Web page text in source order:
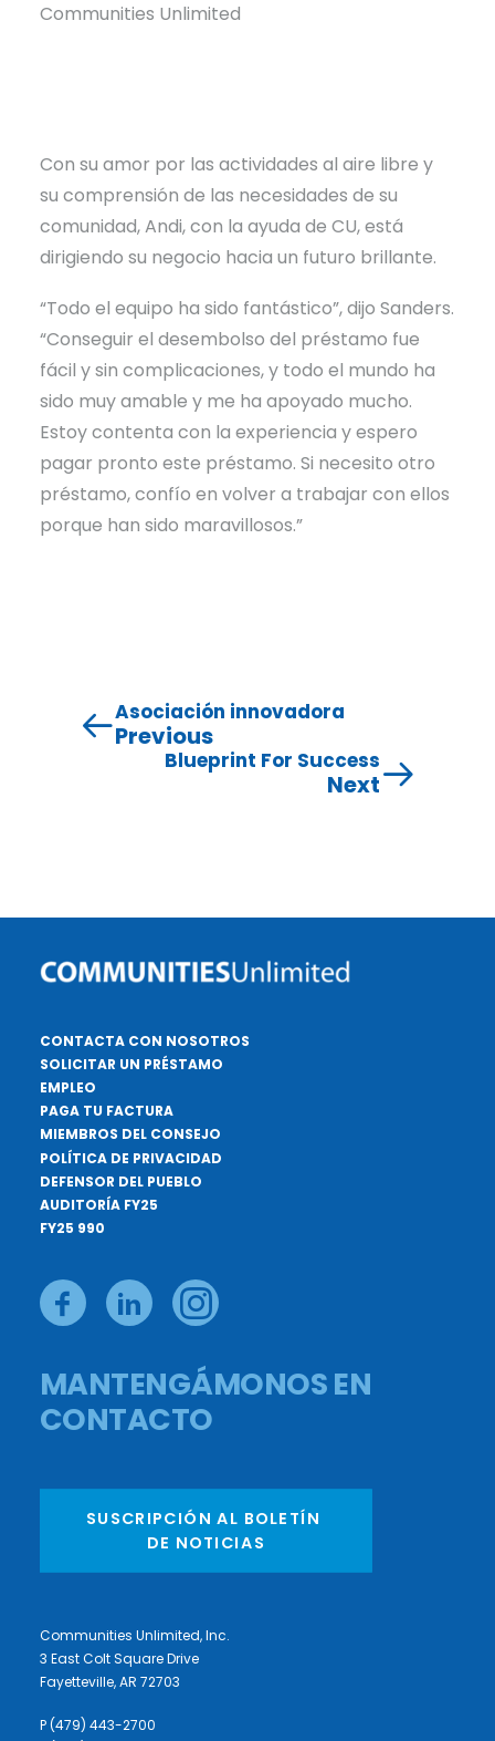
Communities Unlimited
Con su amor por las actividades al aire libre y
su comprensión de las necesidades de su
comunidad, Andi, con la ayuda de CU, está
dirigiendo su negocio hacia un futuro brillante.
“Todo el equipo ha sido fantástico”, dijo Sanders.
“Conseguir el desembolso del préstamo fue
fácil y sin complicaciones, y todo el mundo ha
sido muy amable y me ha apoyado mucho.
Estoy contenta con la experiencia y espero
pagar pronto este préstamo. Si necesito otro
préstamo, confío en volver a trabajar con ellos
porque han sido maravillosos.”
Asociación innovadora
Previous
Blueprint For Success
Next
CONTACTA CON NOSOTROS
SOLICITAR UN PRÉSTAMO
EMPLEO
PAGA TU FACTURA
MIEMBROS DEL CONSEJO
POLÍTICA DE PRIVACIDAD
DEFENSOR DEL PUEBLO
AUDITORÍA FY25
FY25 990
MANTENGÁMONOS EN
CONTACTO
SUSCRIPCIÓN AL BOLETÍN
DE NOTICIAS
Communities Unlimited, Inc.
3 East Colt Square Drive
Fayetteville, AR 72703
P (479) 443-2700